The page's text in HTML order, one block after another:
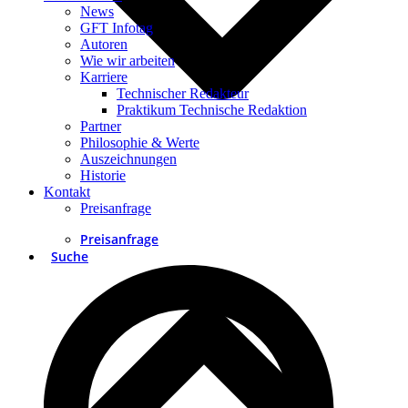
Preisanfrage
Suche
News
GFT Infotag
Autoren
Wie wir arbeiten
Karriere
Technischer Redakteur
Praktikum Technische Redaktion
Partner
Philosophie & Werte
Auszeichnungen
Historie
Kontakt
Preisanfrage